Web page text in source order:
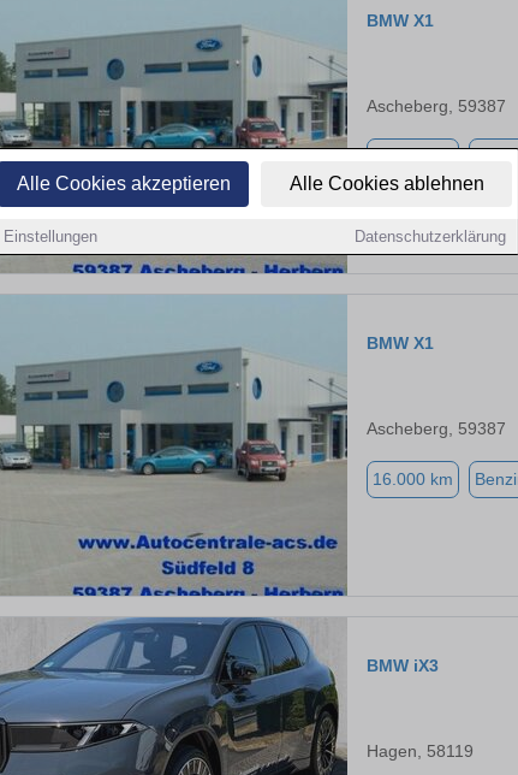
Alle Cookies akzeptieren Alle Cookies ablehnen
Einstellungen Datenschutzerklärung
BMW X1
Ascheberg, 59387
BMW X1
Ascheberg, 59387
16.000 km
BMW iX3
Hagen, 58119